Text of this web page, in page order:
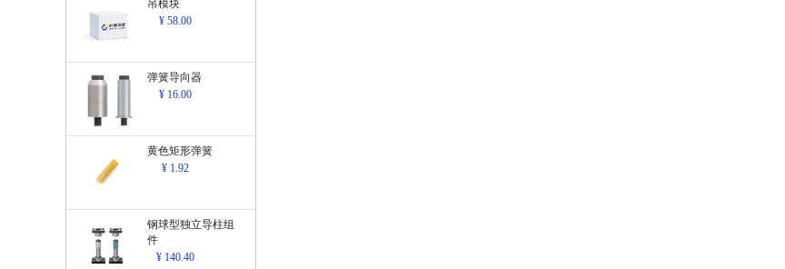
吊模块
¥ 58.00
弹簧导向器
¥ 16.00
黄色矩形弹簧
¥ 1.92
钢球型独立导柱组
件
¥ 140.40